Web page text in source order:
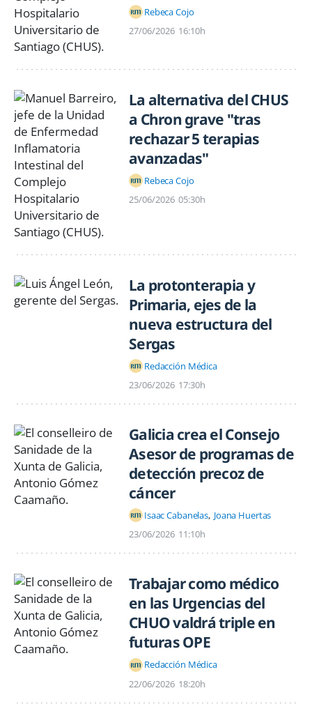
Rebeca Cojo
27/06/2026 16:10h
La alternativa del CHUS
a Chron grave "tras
rechazar 5 terapias
avanzadas"
Rebeca Cojo
25/06/2026 05:30h
La protonterapia y
Primaria, ejes de la
nueva estructura del
Sergas
Redacción Médica
23/06/2026 17:30h
Galicia crea el Consejo
Asesor de programas de
detección precoz de
cáncer
Isaac Cabanelas Joana Huertas
23/06/2026 11:10h
Trabajar como médico
en las Urgencias del
CHUO valdrá triple en
futuras OPE
Redacción Médica
22/06/2026 18:20h